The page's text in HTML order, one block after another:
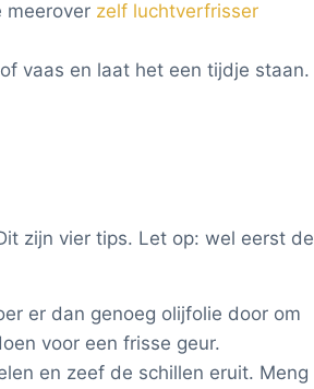
meerover zelf luchtverfrisser
vaas en laat het een tijdje staan.
zijn vier tips. Let op: wel eerst de
er dan genoeg olijfolie door om
voor een frisse geur.
en zeef de schillen eruit. Meng